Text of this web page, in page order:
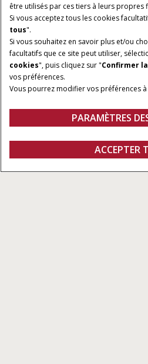
Demander un devis
PUISSANCE
315 à 436 ch
CAPACITÉ DE TRÉMIE
9200 à 10570 litres
Axial-Flow Série 150
Aperçu Caractéristiques
être utilisés par ces tiers à leurs propres
Si vous acceptez tous les cookies
tous".
Si vous souhaitez en savoir plus et/ou
facultatifs que ce site peut utiliser,
cookies", puis cliquez sur "Confirmer
vos préférences.
Vous pourrez modifier vos préférences
PARAMÈTRES
ACCEPTER